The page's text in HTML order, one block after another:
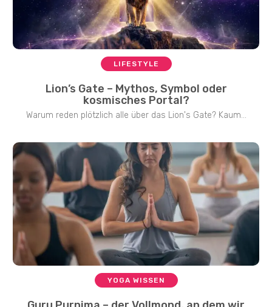
LIFESTYLE
Lion’s Gate – Mythos, Symbol oder
kosmisches Portal?
Warum reden plötzlich alle über das Lion's Gate? Kaum...
YOGA WISSEN